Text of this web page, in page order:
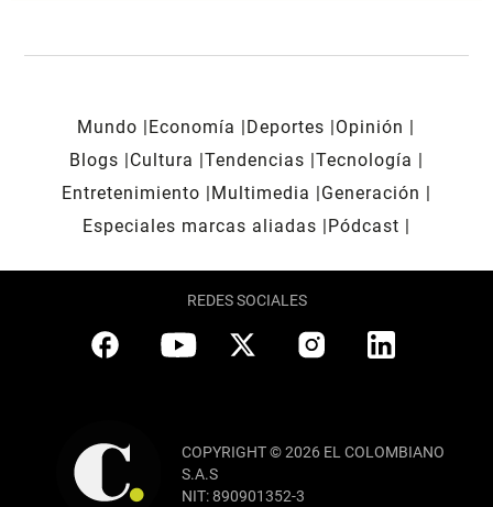
Mundo Economía Deportes
Opinión
Blogs
Cultura Tendencias Tecnología
Entretenimiento
Multimedia
Generación
Especiales marcas aliadas
Pódcast
REDES SOCIALES
COPYRIGHT © 2026 EL COLOMBIANO
S.A.S
NIT: 890901352-3